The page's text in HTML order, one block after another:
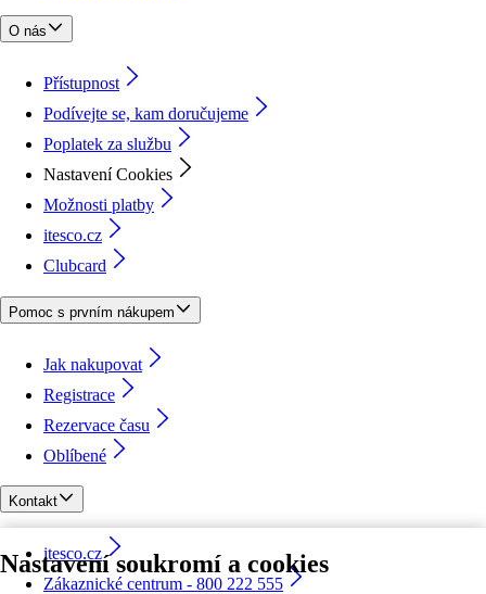
Nastavení soukromí a cookies
O nás
Přístupnost
Podívejte se, kam doručujeme
Poplatek za službu
Nastavení Cookies
Možnosti platby
itesco.cz
Clubcard
Pomoc s prvním nákupem
Jak nakupovat
Registrace
Rezervace času
Oblíbené
Kontakt
itesco.cz
Zákaznické centrum - 800 222 555